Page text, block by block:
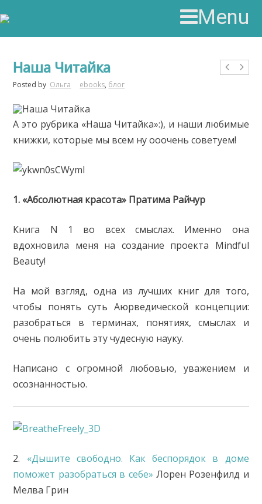
Menu
Наша Читайка
Posted by Ольга ebooks, блог
А это рубрика «Наша Читайка»:), и наши любимые
книжки, которые мы всем ну ооочень советуем!
1. «Абсолютная красота» Пратима Райчур
Книга N 1 во всех смыслах. Именно она
вдохновила меня на создание проекта Mindful
Beauty!
На мой взгляд, одна из лучших книг для того,
чтобы понять суть Аюрведической концепции:
разобраться в терминах, понятиях, смыслах и
очень полюбить эту чудесную науку.
Написано с огромной любовью, уважением и
осознанностью.
2. «Дышите свободно. Как беспорядок в доме
поможет разобраться в себе» Лорен Розенфилд и
Мелва Грин